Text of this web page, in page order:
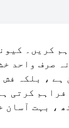
کریں۔
صرف واحد
ہے ، بلکہ فش
فراہم کرتی
، بہت آسان